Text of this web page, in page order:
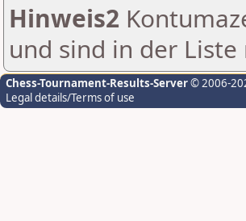
Hinweis2
und sind in der
Chess-Tournament-Results-Server© 2006-
Legal details/Terms of use